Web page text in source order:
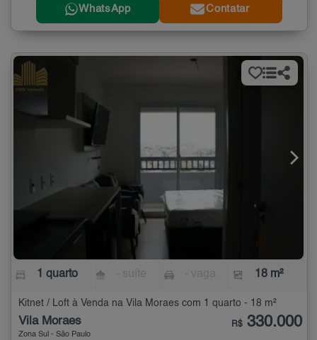
WhatsApp Contatar
1 quarto 18 m²
Kitnet / Loft à Venda na Vila Moraes com 1 quarto - 18 m²
Vila Moraes
Zona Sul - São Paulo
R$ 330.000